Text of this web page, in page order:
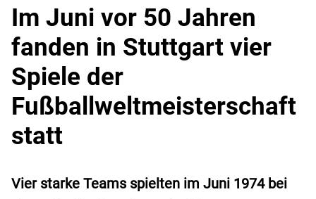
Im Juni vor 50 Jahren
fanden in Stuttgart vier
Spiele der
Fußballweltmeisterschaft
statt
Vier starke Teams spielten im Juni 1974 bei